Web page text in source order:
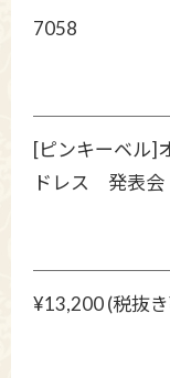
7058
[ピンキーベル]
ドレス 発表会
¥13,200 (税抜